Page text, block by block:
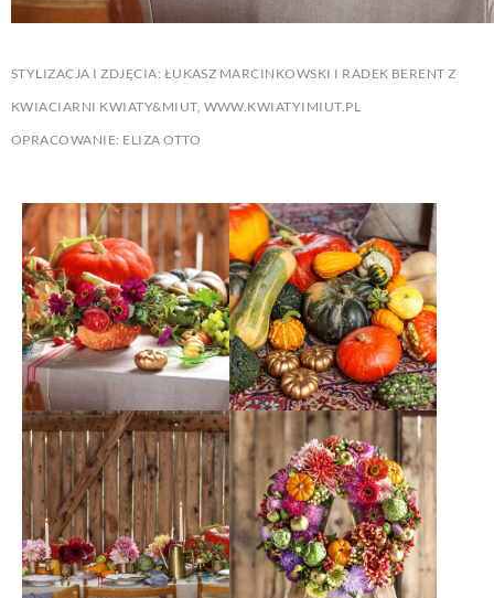
STYLIZACJA I ZDJĘCIA: ŁUKASZ MARCINKOWSKI I RADEK BERENT Z
KWIACIARNI KWIATY&MIUT, WWW.KWIATYIMIUT.PL
OPRACOWANIE: ELIZA OTTO